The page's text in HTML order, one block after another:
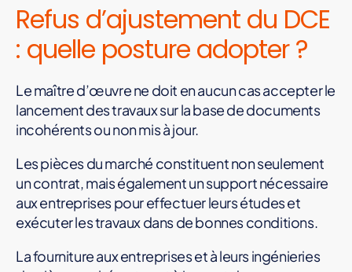
Refus d’ajustement du DCE
: quelle posture adopter ?
Le maître d’œuvre ne doit en aucun cas accepter le
lancement des travaux sur la base de documents
incohérents ou non mis à jour.
Les pièces du marché constituent non seulement
un contrat, mais également un support nécessaire
aux entreprises pour effectuer leurs études et
exécuter les travaux dans de bonnes conditions.
La fourniture aux entreprises et à leurs ingénieries